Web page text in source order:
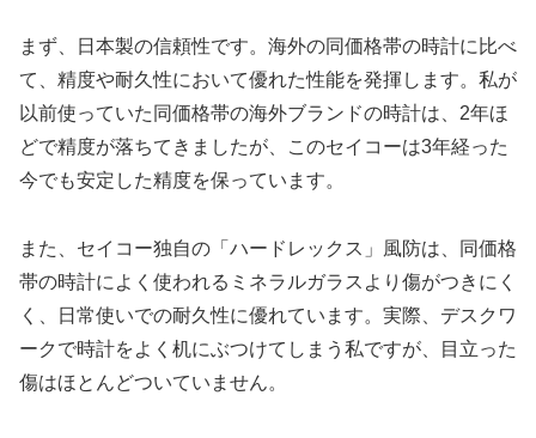
まず、日本製の信頼性です。海外の同価格帯の時計に比べ
て、精度や耐久性において優れた性能を発揮します。私が
以前使っていた同価格帯の海外ブランドの時計は、2年ほ
どで精度が落ちてきましたが、このセイコーは3年経った
今でも安定した精度を保っています。
また、セイコー独自の「ハードレックス」風防は、同価格
帯の時計によく使われるミネラルガラスより傷がつきにく
く、日常使いでの耐久性に優れています。実際、デスクワ
ークで時計をよく机にぶつけてしまう私ですが、目立った
傷はほとんどついていません。